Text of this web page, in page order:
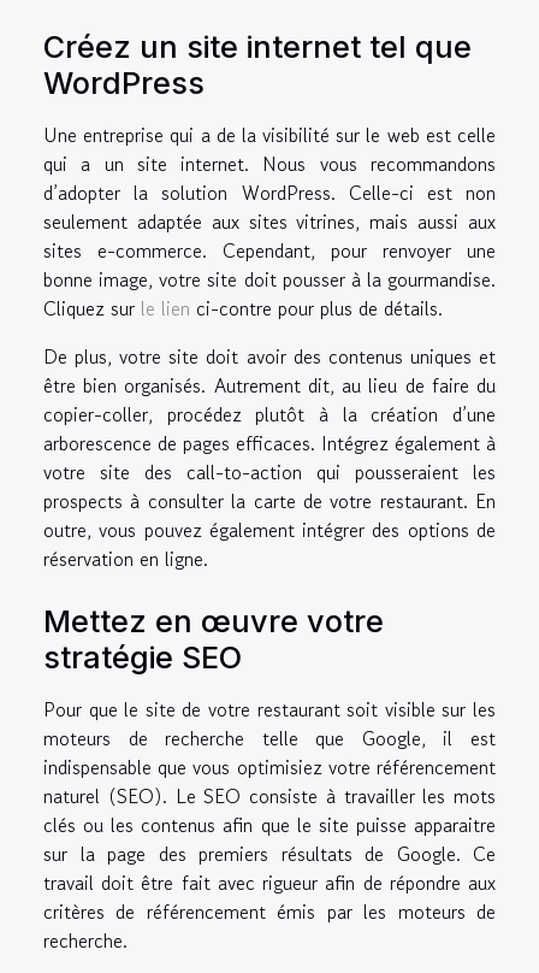
Créez un site internet tel que
WordPress
Une entreprise qui a de la visibilité sur le web est celle
qui a un site internet. Nous vous recommandons
d’adopter la solution WordPress. Celle-ci est non
seulement adaptée aux sites vitrines, mais aussi aux
sites e-commerce. Cependant, pour renvoyer une
bonne image, votre site doit pousser à la gourmandise.
Cliquez sur le lien ci-contre pour plus de détails.
De plus, votre site doit avoir des contenus uniques et
être bien organisés. Autrement dit, au lieu de faire du
copier-coller, procédez plutôt à la création d’une
arborescence de pages efficaces. Intégrez également à
votre site des call-to-action qui pousseraient les
prospects à consulter la carte de votre restaurant. En
outre, vous pouvez également intégrer des options de
réservation en ligne.
Mettez en œuvre votre
stratégie SEO
Pour que le site de votre restaurant soit visible sur les
moteurs de recherche telle que Google, il est
indispensable que vous optimisiez votre référencement
naturel (SEO). Le SEO consiste à travailler les mots
clés ou les contenus afin que le site puisse apparaitre
sur la page des premiers résultats de Google. Ce
travail doit être fait avec rigueur afin de répondre aux
critères de référencement émis par les moteurs de
recherche.